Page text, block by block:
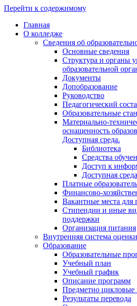
Перейти к содержимому
Главная
О колледже
Сведения об
Основные сведения
Структура и органы
образовательной
Документы
Допобразование
Руководство
Педагогический
Образовательные
Материально-
оснащенность
Доступная среда.
Библиотека
Средства
Доступ к
Доступная среда
Платные
Финансово-
Вакантные места для
Стипендии и иные
поддержки
Организация питания
Внутренняя система
Образование
Образовательные
Учебный план
Учебный график
Описание программ
Предметно цикловые
Результаты перевода